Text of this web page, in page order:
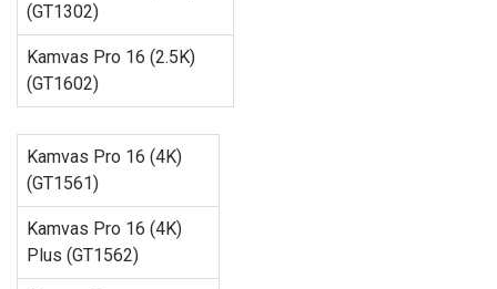
(GT1302)
Kamvas Pro 16 (2.5K)
(GT1602)
Kamvas Pro 16 (4K)
(GT1561)
Kamvas Pro 16 (4K)
Plus (GT1562)